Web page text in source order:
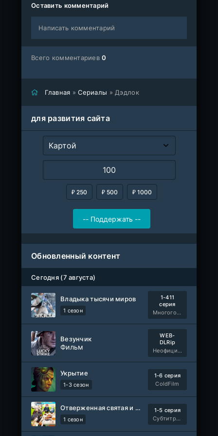
Оставить комментарий
Написать комментарий
Всего комментариев0
Главная »Сериалы » Дэдлок
для развития сайта
₽ 250 ₽ 500 ₽ 1000
Обновленный контент
Сегодня (7 августа)
Владыка тысячи миров
1 сезон
1-411
серия
Многоголосый
Везунчик
Фильм
WEB-
DLRip
Неофициальный, Dragon Money Studio
Укрытие
1-3 сезон
1-6 серия
ColdFilm
Отверженная святая и её гастрономическое путешествие в другом мире
1 сезон
1-5 серия
Субтитры, AniDUB, Dream Cast, AnimeVost, SHIZA Project